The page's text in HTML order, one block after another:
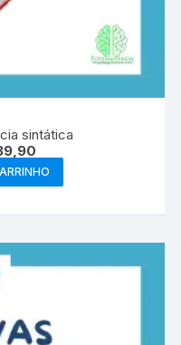
sintática
preço
atual
é: